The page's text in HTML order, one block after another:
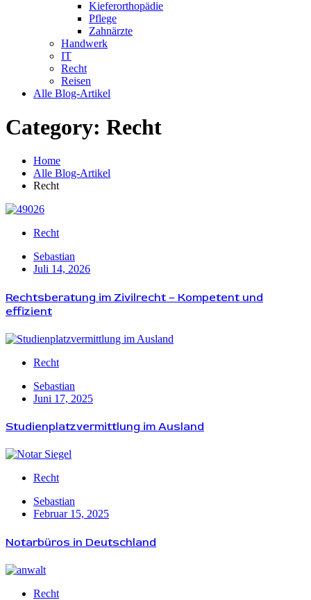
Kieferorthopädie
Pflege
Zahnärzte
Handwerk
IT
Recht
Reisen
Alle Blog-Artikel
Category: Recht
Home
Alle Blog-Artikel
Recht
Recht
Sebastian
Juli 14, 2026
Rechtsberatung im Zivilrecht – Kompetent und
effizient
Recht
Sebastian
Juni 17, 2025
Studienplatzvermittlung im Ausland
Recht
Sebastian
Februar 15, 2025
Notarbüros in Deutschland
Recht